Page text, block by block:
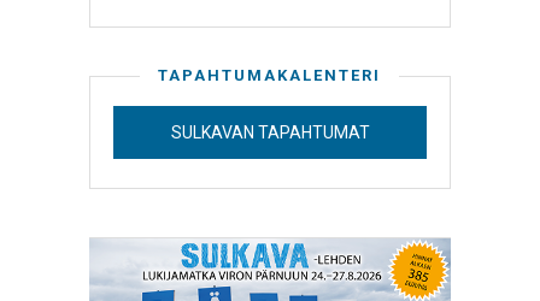
TAPAHTUMAKALENTERI
SULKAVAN TAPAHTUMAT